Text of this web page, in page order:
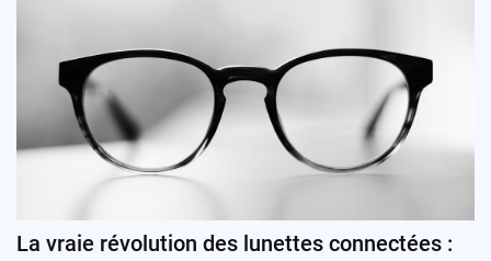
La vraie révolution des lunettes connectées :